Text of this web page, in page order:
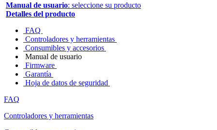
Manual de usuario: seleccione su producto
Detalles del producto
FAQ
Controladores y herramientas
Consumibles y accesorios
Manual de usuario
Firmware
Garantía
Hoja de datos de seguridad
FAQ
Controladores y herramientas